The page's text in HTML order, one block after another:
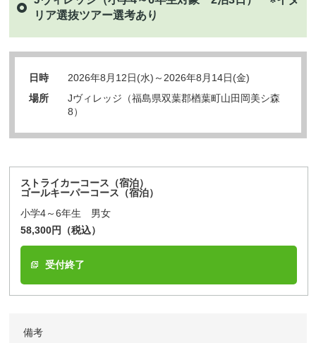
リア選抜ツアー選考あり
日時
2026年8月12日(水)～2026年8月14日(金)
場所
Jヴィレッジ（福島県双葉郡楢葉町山田岡美シ森
8）
ストライカーコース（宿泊）
ゴールキーパーコース（宿泊）
小学4～6年生 男女
58,300円（税込）
受付終了
備考